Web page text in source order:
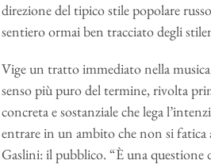
direzione del tipico stile popolare
sentiero ormai ben tracciato degli
Vige un tratto immediato nella
senso più puro del termine, rivolta
concreta e sostanziale che lega
entrare in un ambito che non si fatica
Gaslini: il pubblico. “È una questione